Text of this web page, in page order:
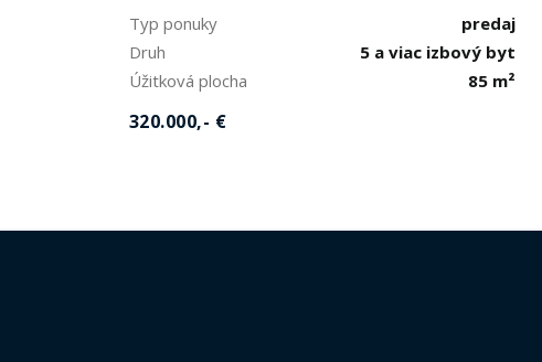
Typ ponuky
predaj
Druh
5 a viac izbový byt
Úžitková plocha
85 m²
320.000,- €